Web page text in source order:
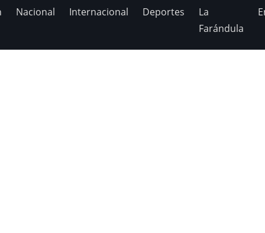
Nacional Internacional Deportes
La
Farándula